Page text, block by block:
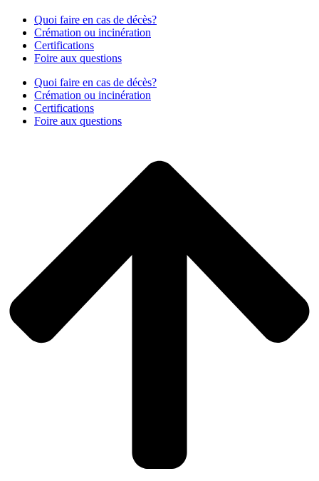
Quoi faire en cas de décès?
Crémation ou incinération
Certifications
Foire aux questions
Quoi faire en cas de décès?
Crémation ou incinération
Certifications
Foire aux questions